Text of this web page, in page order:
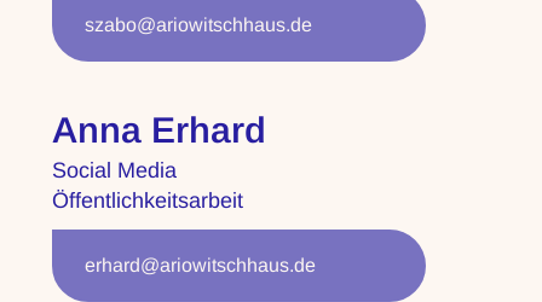
szabo@ariowitschhaus.de
Anna Erhard
Social Media
Öffentlichkeitsarbeit
erhard@ariowitschhaus.de